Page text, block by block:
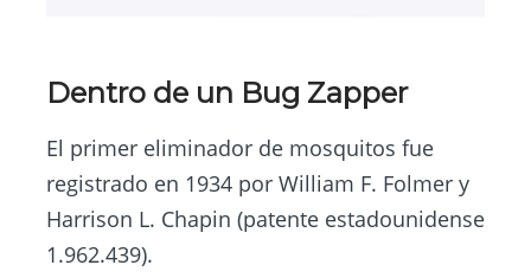
Dentro de un Bug Zapper
El primer eliminador de mosquitos fue
registrado en 1934 por William F. Folmer y
Harrison L. Chapin (patente estadounidense
1.962.439).